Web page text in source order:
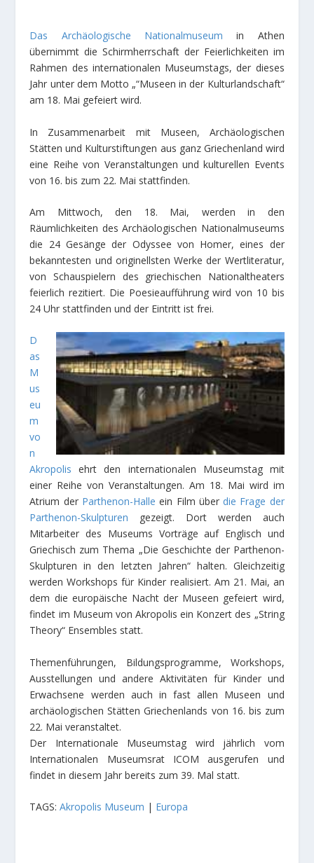
Das Archäologische Nationalmuseum in Athen
übernimmt die Schirmherrschaft der Feierlichkeiten im
Rahmen des internationalen Museumstags, der dieses
Jahr unter dem Motto „“Museen in der Kulturlandschaft“
am 18. Mai gefeiert wird.
In Zusammenarbeit mit Museen, Archäologischen
Stätten und Kulturstiftungen aus ganz Griechenland wird
eine Reihe von Veranstaltungen und kulturellen Events
von 16. bis zum 22. Mai stattfinden.
Am Mittwoch, den 18. Mai, werden in den
Räumlichkeiten des Archäologischen Nationalmuseums
die 24 Gesänge der Odyssee von Homer, eines der
bekanntesten und originellsten Werke der Wertliteratur,
von Schauspielern des griechischen Nationaltheaters
feierlich rezitiert. Die Poesieaufführung wird von 10 bis
24 Uhr stattfinden und der Eintritt ist frei.
D
as
M
us
eu
m
vo
n
Akropolis ehrt den internationalen Museumstag mit
einer Reihe von Veranstaltungen. Am 18. Mai wird im
Atrium der Parthenon-Halle ein Film über die Frage der
Parthenon-Skulpturen gezeigt. Dort werden auch
Mitarbeiter des Museums Vorträge auf Englisch und
Griechisch zum Thema „Die Geschichte der Parthenon-
Skulpturen in den letzten Jahren“ halten. Gleichzeitig
werden Workshops für Kinder realisiert. Am 21. Mai, an
dem die europäische Nacht der Museen gefeiert wird,
findet im Museum von Akropolis ein Konzert des „String
Theory“ Ensembles statt.
Themenführungen, Bildungsprogramme, Workshops,
Ausstellungen und andere Aktivitäten für Kinder und
Erwachsene werden auch in fast allen Museen und
archäologischen Stätten Griechenlands von 16. bis zum
22. Mai veranstaltet.
Der Internationale Museumstag wird jährlich vom
Internationalen Museumsrat ICOM ausgerufen und
findet in diesem Jahr bereits zum 39. Mal statt.
TAGS:Akropolis Museum | Europa